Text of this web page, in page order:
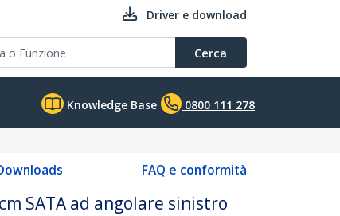
Driver e download
Cerca
Knowledge Base 0800 111 278
FAQ e conformità
SATA ad angolare sinistro